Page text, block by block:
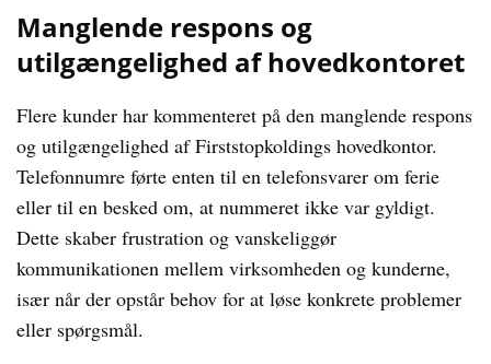
Manglende respons og
utilgængelighed af hovedkontoret
Flere kunder har kommenteret på den manglende respons
og utilgængelighed af Firststopkoldings hovedkontor.
Telefonnumre førte enten til en telefonsvarer om ferie
eller til en besked om, at nummeret ikke var gyldigt.
Dette skaber frustration og vanskeliggør
kommunikationen mellem virksomheden og kunderne,
især når der opstår behov for at løse konkrete problemer
eller spørgsmål.